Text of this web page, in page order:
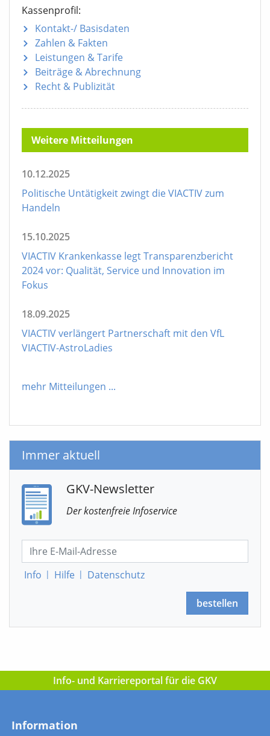
Kassenprofil:
Kontakt-/ Basisdaten
Zahlen & Fakten
Leistungen & Tarife
Beiträge & Abrechnung
Recht & Publizität
Weitere Mitteilungen
10.12.2025
Politische Untätigkeit zwingt die VIACTIV zum
Handeln
15.10.2025
VIACTIV Krankenkasse legt Transparenzbericht
2024 vor: Qualität, Service und Innovation im
Fokus
18.09.2025
VIACTIV verlängert Partnerschaft mit den VfL
VIACTIV-AstroLadies
mehr Mitteilungen ...
Immer aktuell
GKV-Newsletter
Der kostenfreie Infoservice
Info | Hilfe | Datenschutz
bestellen
Info- und Karriereportal für die GKV
Information